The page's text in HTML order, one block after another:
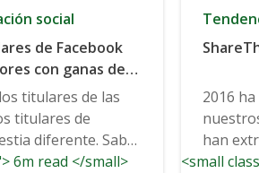
social
de Facebook
con ganas de
titulares de las
titulares de
diferente. Saber
6m read </small>
2016
han
<small